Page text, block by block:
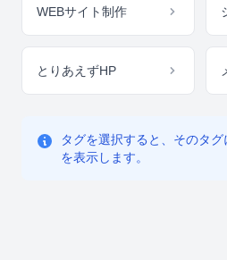
WEBサイト制作
とりあえずHP
タグを選択すると、そのタ
を表示します。